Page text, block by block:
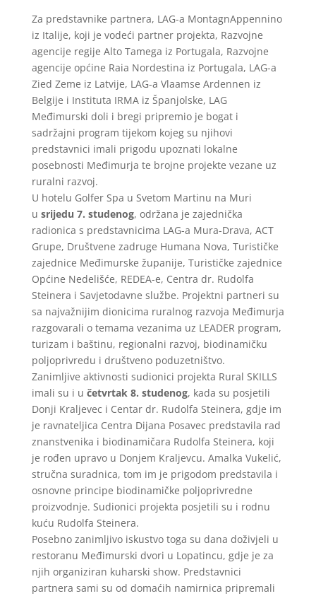
Za predstavnike partnera, LAG-a MontagnAppennino
iz Italije, koji je vodeći partner projekta, Razvojne
agencije regije Alto Tamega iz Portugala, Razvojne
agencije općine Raia Nordestina iz Portugala, LAG-a
Zied Zeme iz Latvije, LAG-a Vlaamse Ardennen iz
Belgije i Instituta IRMA iz Španjolske, LAG
Međimurski doli i bregi pripremio je bogat i
sadržajni program tijekom kojeg su njihovi
predstavnici imali prigodu upoznati lokalne
posebnosti Međimurja te brojne projekte vezane uz
ruralni razvoj.
U hotelu Golfer Spa u Svetom Martinu na Muri
u srijedu 7. studenog, održana je zajednička
radionica s predstavnicima LAG-a Mura-Drava, ACT
Grupe, Društvene zadruge Humana Nova, Turističke
zajednice Međimurske županije, Turističke zajednice
Općine Nedelišće, REDEA-e, Centra dr. Rudolfa
Steinera i Savjetodavne službe. Projektni partneri su
sa najvažnijim dionicima ruralnog razvoja Međimurja
razgovarali o temama vezanima uz LEADER program,
turizam i baštinu, regionalni razvoj, biodinamičku
poljoprivredu i društveno poduzetništvo.
Zanimljive aktivnosti sudionici projekta Rural SKILLS
imali su i u četvrtak 8. studenog, kada su posjetili
Donji Kraljevec i Centar dr. Rudolfa Steinera, gdje im
je ravnateljica Centra Dijana Posavec predstavila rad
znanstvenika i biodinamičara Rudolfa Steinera, koji
je rođen upravo u Donjem Kraljevcu. Amalka Vukelić,
stručna suradnica, tom im je prigodom predstavila i
osnovne principe biodinamičke poljoprivredne
proizvodnje. Sudionici projekta posjetili su i rodnu
kuću Rudolfa Steinera.
Posebno zanimljivo iskustvo toga su dana doživjeli u
restoranu Međimurski dvori u Lopatincu, gdje je za
njih organiziran kuharski show. Predstavnici
partnera sami su od domaćih namirnica pripremali